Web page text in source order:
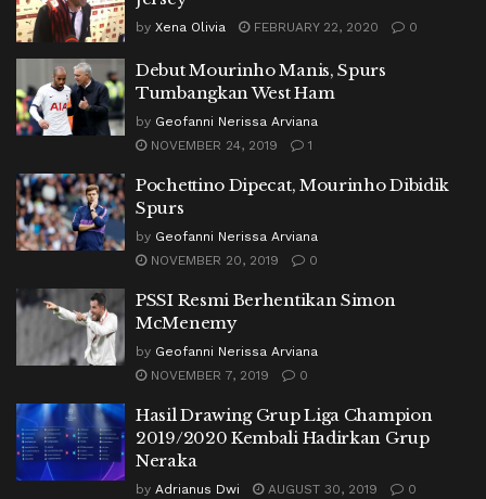
by Xena Olivia FEBRUARY 22, 2020 0
Debut Mourinho Manis, Spurs
Tumbangkan West Ham
by Geofanni Nerissa Arviana
NOVEMBER 24, 2019
1
Pochettino Dipecat, Mourinho Dibidik
Spurs
by Geofanni Nerissa Arviana
NOVEMBER 20, 2019
0
PSSI Resmi Berhentikan Simon
McMenemy
by Geofanni Nerissa Arviana
NOVEMBER 7, 2019
0
Hasil Drawing Grup Liga Champion
2019/2020 Kembali Hadirkan Grup
Neraka
by Adrianus Dwi AUGUST 30, 2019 0